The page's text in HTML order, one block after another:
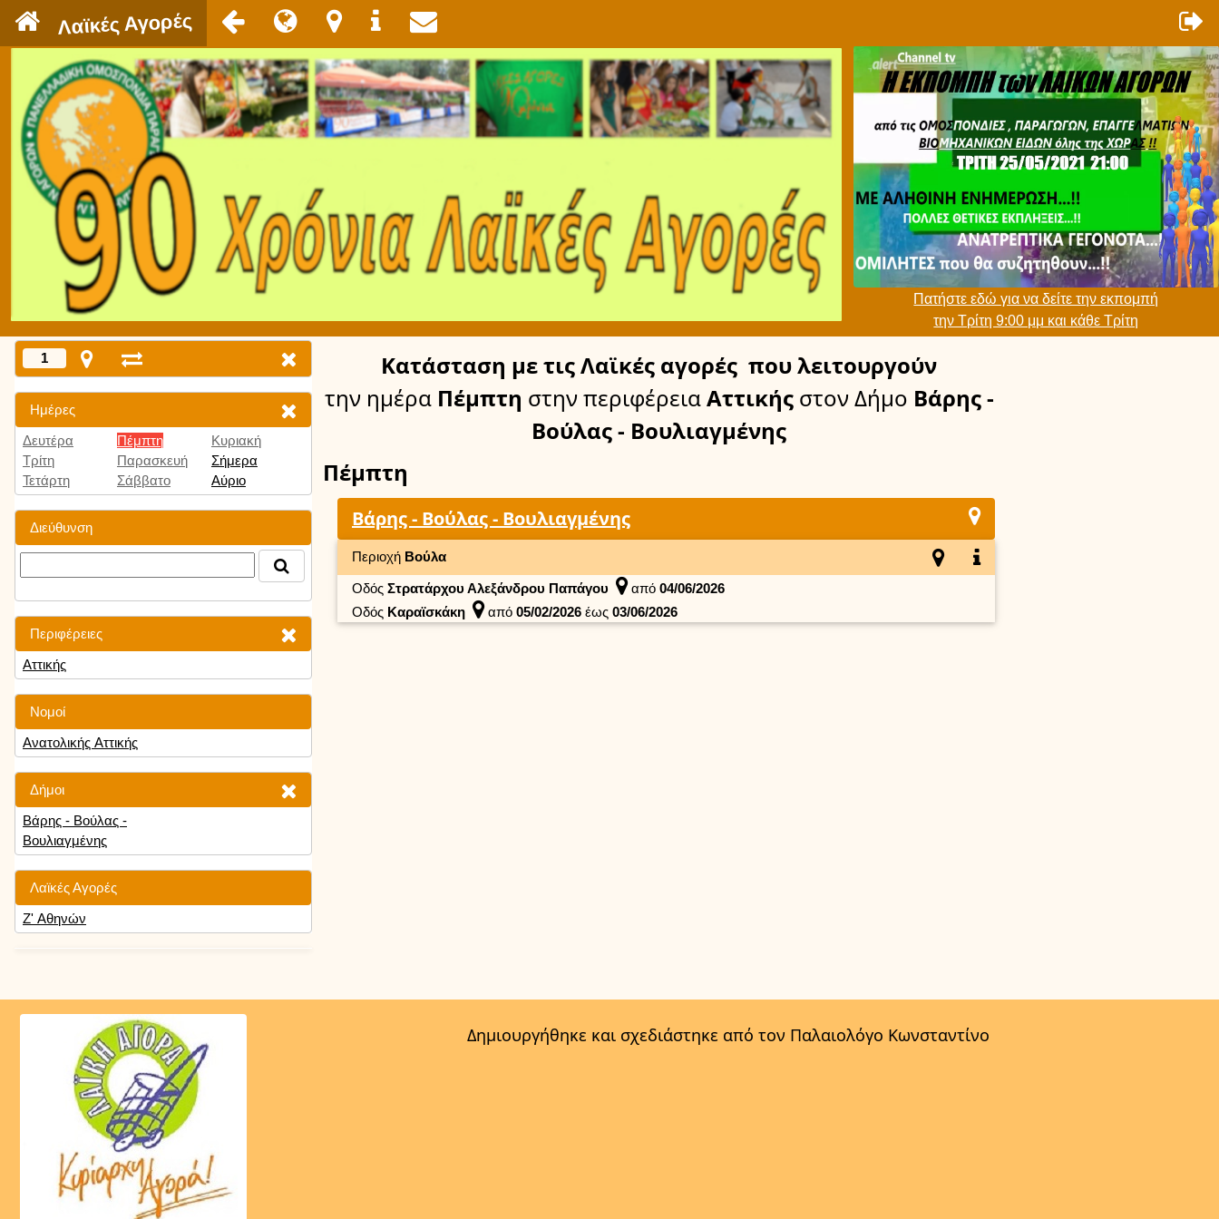
Λαϊκές Αγορές
Πατήστε εδώ για να δείτε την εκπομπή
την Τρίτη 9:00 μμ και κάθε Τρίτη
1
Ημέρες
Δευτέρα
Τρίτη
Τετάρτη
Πέμπτη
Παρασκευή
Σάββατο
Κυριακή
Σήμερα
Αύριο
Διεύθυνση
Περιφέρειες
Αττικής
Νομοί
Ανατολικής Αττικής
Δήμοι
Βάρης - Βούλας -
Βουλιαγμένης
Λαϊκές Αγορές
Ζ' Αθηνών
Κατάσταση με τις Λαϊκές αγορές που λειτουργούν
την ημέραΠέμπτη στην περιφέρειαΑττικής στον Δήμο Βάρης -
Βούλας - Βουλιαγμένης
Πέμπτη
Βάρης - Βούλας - Βουλιαγμένης
Περιοχή Βούλα
Οδός Στρατάρχου Αλεξάνδρου Παπάγου από 04/06/2026
Οδός Καραϊσκάκη από 05/02/2026έως 03/06/2026
Δημιουργήθηκε και σχεδιάστηκε από τον Παλαιολόγο Κωνσταντίνο